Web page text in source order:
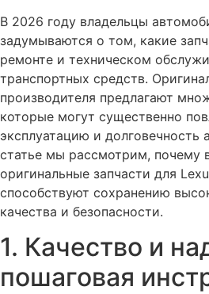
В 2026 году владельцы
задумываются о том, какие
ремонте и техническом
транспортных средств.
производителя предлагают
которые могут существенно
эксплуатацию и долговечность
статье мы рассмотрим, почему
оригинальные запчасти для
способствуют сохранению
качества и безопасности.
1. Качество и
пошаговая